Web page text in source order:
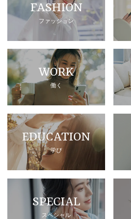
FASHION
ファッション
WORK
働く
EDUCATION
学び
SPECIAL
スペシャル